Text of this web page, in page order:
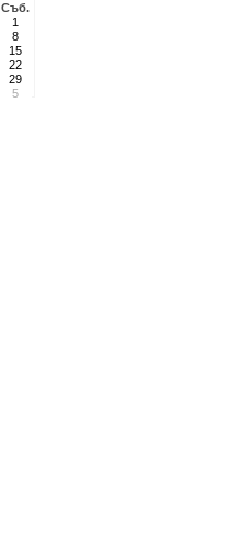
Съб.
1
8
15
22
29
5